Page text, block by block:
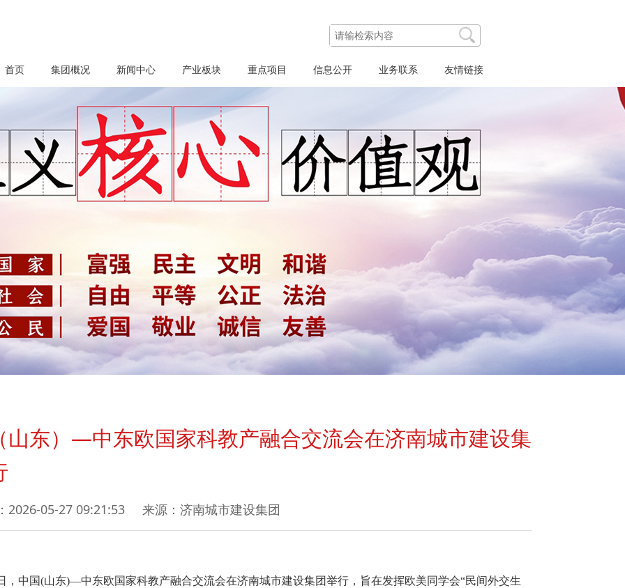
山东）—中东欧国家科教产融合交流会在济南城市建设集
2026-05-27 09:21:53 来源：济南城市建设集团
，中国(山东)—中东欧国家科教产融合交流会在济南城市建设集团举行，旨在发挥欧美同学会“民间外交生